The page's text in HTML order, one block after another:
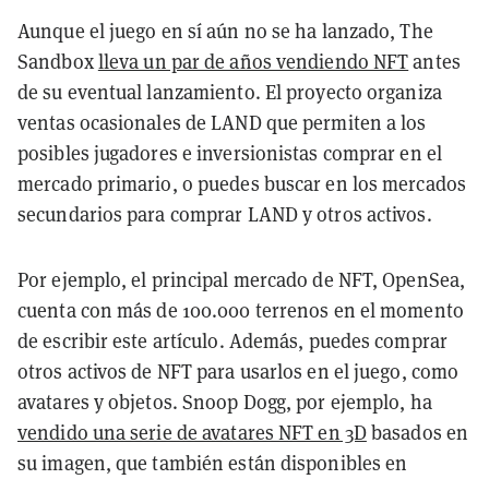
Aunque el juego en sí aún no se ha lanzado, The
Sandboxlleva un par de años vendiendo NFTantes
de su eventual lanzamiento. El proyecto organiza
ventas ocasionales de LAND que permiten a los
posibles jugadores e inversionistas comprar en el
mercado primario, o puedes buscar en los mercados
secundarios para comprar LAND y otros activos.
Por ejemplo, el principal mercado de NFT, OpenSea,
cuenta con más de 100.000 terrenos en el momento
de escribir este artículo. Además, puedes comprar
otros activos de NFT para usarlos en el juego, como
avatares y objetos. Snoop Dogg, por ejemplo, ha
vendido una serie de avatares NFT en 3Dbasados en
su imagen, que también están disponibles en